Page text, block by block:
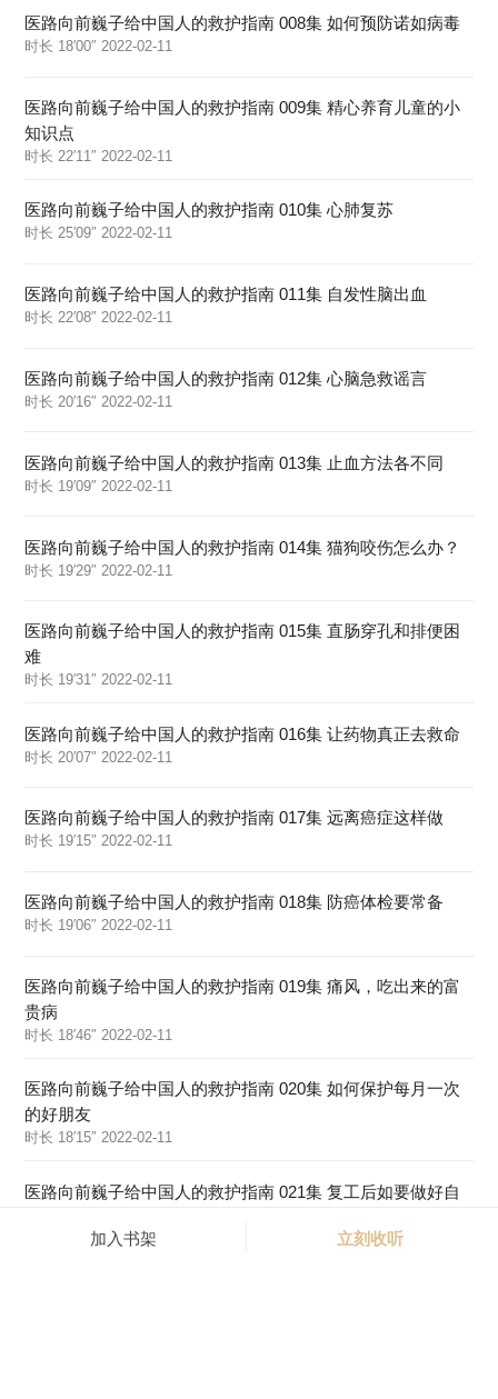
医路向前巍子给中国人的救护指南 008集 如何预防诺如病毒
时长 18′00″ 2022-02-11
医路向前巍子给中国人的救护指南 009集 精心养育儿童的小
知识点
时长 22′11″ 2022-02-11
医路向前巍子给中国人的救护指南 010集 心肺复苏
时长 25′09″ 2022-02-11
医路向前巍子给中国人的救护指南 011集 自发性脑出血
时长 22′08″ 2022-02-11
医路向前巍子给中国人的救护指南 012集 心脑急救谣言
时长 20′16″ 2022-02-11
医路向前巍子给中国人的救护指南 013集 止血方法各不同
时长 19′09″ 2022-02-11
医路向前巍子给中国人的救护指南 014集 猫狗咬伤怎么办？
时长 19′29″ 2022-02-11
医路向前巍子给中国人的救护指南 015集 直肠穿孔和排便困
难
时长 19′31″ 2022-02-11
医路向前巍子给中国人的救护指南 016集 让药物真正去救命
时长 20′07″ 2022-02-11
医路向前巍子给中国人的救护指南 017集 远离癌症这样做
时长 19′15″ 2022-02-11
医路向前巍子给中国人的救护指南 018集 防癌体检要常备
时长 19′06″ 2022-02-11
医路向前巍子给中国人的救护指南 019集 痛风，吃出来的富
贵病
时长 18′46″ 2022-02-11
医路向前巍子给中国人的救护指南 020集 如何保护每月一次
的好朋友
时长 18′15″ 2022-02-11
医路向前巍子给中国人的救护指南 021集 复工后如要做好自
时长 20′06″ 2022-02-11
加入书架 立刻收听